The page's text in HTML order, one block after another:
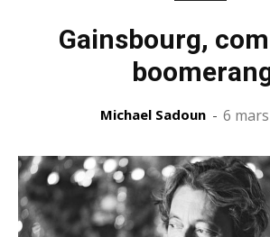
Gainsbourg,
Michael Sadoun - 6